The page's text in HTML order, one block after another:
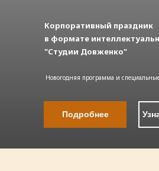
Корпоративный праздник
в формате
"Студии Довженко"
Новогодняя программа и
Подробнее